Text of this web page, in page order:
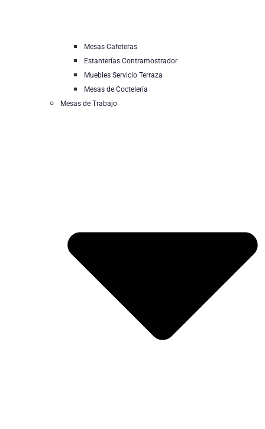
Mesas Cafeteras
Estanterías Contramostrador
Muebles Servicio Terraza
Mesas de Coctelería
Mesas de Trabajo